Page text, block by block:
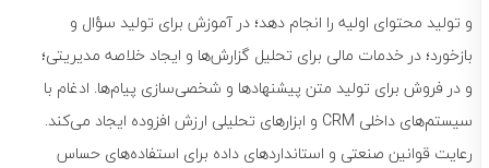
و تولید محتوای اولیه را انجام دهد؛ در آموزش برای تولید سؤال و
بازخورد؛ در خدمات مالی برای تحلیل گزارش‌ها و ایجاد خلاصه مدیریتی؛
و در فروش برای تولید متن پیشنهادها و شخصی‌سازی پیام‌ها. ادغام با
سیستم‌های داخلی CRM و ابزارهای تحلیلی ارزش افزوده ایجاد می‌کند.
رعایت قوانین صنعتی و استانداردهای داده برای استفاده‌های حساس